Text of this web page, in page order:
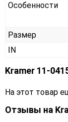
Особенности
Размер
IN
Kramer 11-
На этот товар
Отзывы на